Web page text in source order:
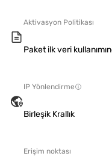
Aktivasyon Politikası
Paket ilk veri
IP Yönlendirme
Birleşik Krallık
Erişim noktası